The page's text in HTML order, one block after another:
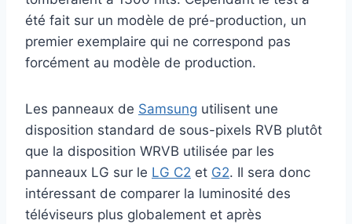
été fait sur un modèle de pré-production, un
premier exemplaire qui ne correspond pas
forcément au modèle de production.
Les panneaux de Samsung utilisent une
disposition standard de sous-pixels RVB plutôt
que la disposition WRVB utilisée par les
panneaux LG sur le LG C2 et G2. Il sera donc
intéressant de comparer la luminosité des
téléviseurs plus globalement et après